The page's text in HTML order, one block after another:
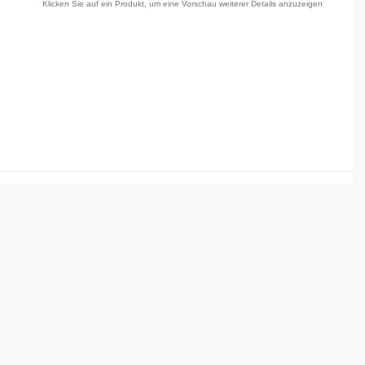
Klicken Sie auf ein Produkt, um eine Vorschau weiterer Details anzuzeigen